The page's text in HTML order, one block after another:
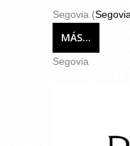
Segovia (Segovia
MÁS...
Segovia